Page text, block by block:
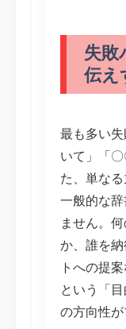
失敗
伝え
最も多い
いて」「
た、単な
一般的な
ません。
か、誰を
トへの提
という「
の方向性が